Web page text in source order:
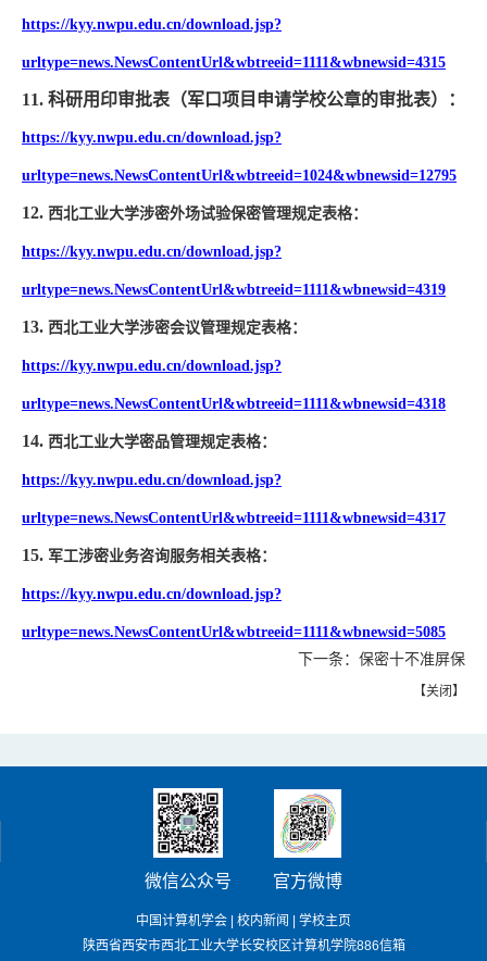
https://kyy.nwpu.edu.cn/download.jsp?
urltype=news.NewsContentUrl&wbtreeid=1111&wbnewsid=4315
11. 科研用印审批表（军口项目申请学校公章的审批表）：
https://kyy.nwpu.edu.cn/download.jsp?
urltype=news.NewsContentUrl&wbtreeid=1024&wbnewsid=12795
12. 西北工业大学涉密外场试验保密管理规定表格：
https://kyy.nwpu.edu.cn/download.jsp?
urltype=news.NewsContentUrl&wbtreeid=1111&wbnewsid=4319
13. 西北工业大学涉密会议管理规定表格：
https://kyy.nwpu.edu.cn/download.jsp?
urltype=news.NewsContentUrl&wbtreeid=1111&wbnewsid=4318
14. 西北工业大学密品管理规定表格：
https://kyy.nwpu.edu.cn/download.jsp?
urltype=news.NewsContentUrl&wbtreeid=1111&wbnewsid=4317
15. 军工涉密业务咨询服务相关表格：
https://kyy.nwpu.edu.cn/download.jsp?
urltype=news.NewsContentUrl&wbtreeid=1111&wbnewsid=5085
下一条： 保密十不准屏保
【关闭】
微信公众号 官方微博
中国计算机学会 校内新闻
学校主页
陕西省西安市西北工业大学长安校区计算机学院886信箱